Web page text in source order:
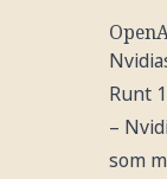
Runt
–
som